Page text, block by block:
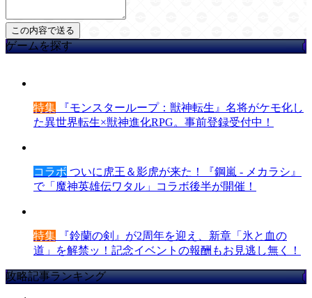
ゲームを探す
特集 『モンスターループ：獣神転生』名将がケモ化し
た異世界転生×獣神進化RPG。事前登録受付中！
コラボ ついに虎王＆影虎が来た！『鋼嵐 - メカラシ』
で「魔神英雄伝ワタル」コラボ後半が開催！
特集 『鈴蘭の剣』が2周年を迎え、新章「氷と血の
道」を解禁ッ！記念イベントの報酬もお見逃し無く！
攻略記事ランキング